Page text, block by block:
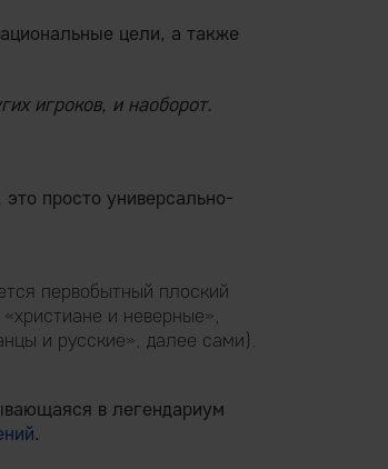
цели, а также
игроков, и наоборот.
просто универсально-
первобытный плоский
и неверные»,
и русские», далее сами).
в легендариум
.